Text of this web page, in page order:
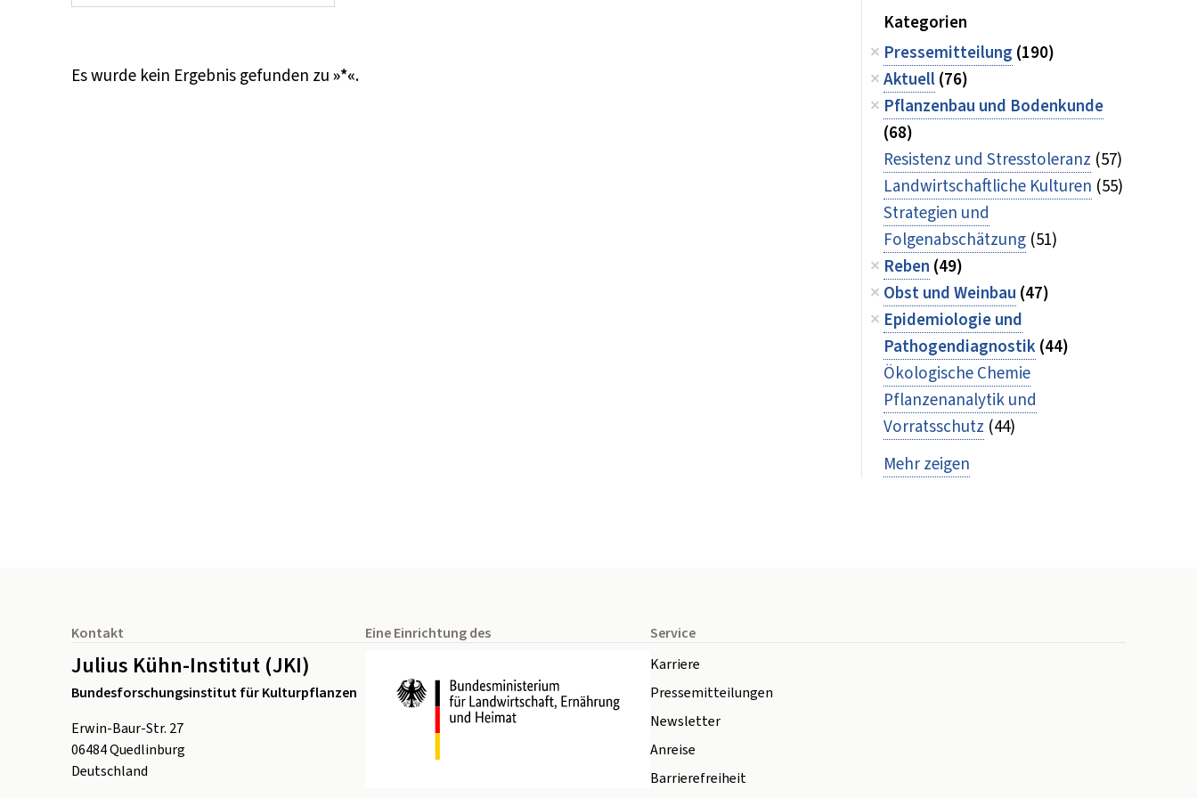
Es wurde kein Ergebnis gefunden zu»*«.
Kategorien
Pressemitteilung (190)
Aktuell(76)
Pflanzenbau und Bodenkunde
(68)
Resistenz und Stresstoleranz (57)
Landwirtschaftliche Kulturen (55)
Strategien und
Folgenabschätzung (51)
Reben (49)
Obst und Weinbau (47)
Epidemiologie und
Pathogendiagnostik(44)
Ökologische Chemie
Pflanzenanalytik und
Vorratsschutz (44)
Mehr zeigen
Kontakt
Julius Kühn-Institut (JKI)
Bundesforschungsinstitut für Kulturpflanzen
Erwin-Baur-Str. 27
06484Quedlinburg
Deutschland
Eine Einrichtung des
Service
Karriere
Pressemitteilungen
Newsletter
Anreise
Barrierefreiheit